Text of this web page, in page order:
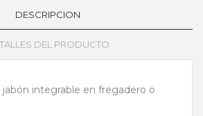
DESCRIPCION
DEL PRODUCTO
jabón integrable en fregadero o